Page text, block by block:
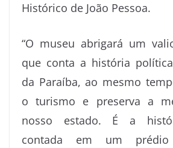
Histórico de João Pessoa.
“O museu abrigará um
que conta a história
da Paraíba, ao mesmo
o turismo e preserva a
nosso estado. É a
contada em um